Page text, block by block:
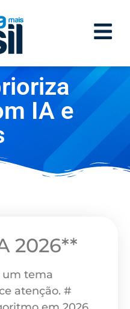
IA e
2026**
um tema
atenção. #